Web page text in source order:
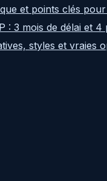
et points clés
: 3 mois de délai et
styles et vraies